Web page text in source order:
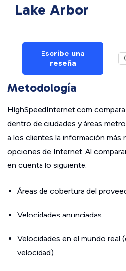
Lake Arbor
Escribe una
reseña
Metodología
HighSpeedInternet.com
dentro de ciudades y áreas
a los clientes la información más
opciones de Internet. Al
en cuenta lo siguiente:
Áreas de cobertura del
Velocidades anunciadas
Velocidades en el mundo real
velocidad)